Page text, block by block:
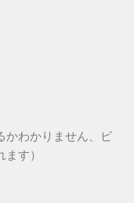
かわかりません、ビ
す）